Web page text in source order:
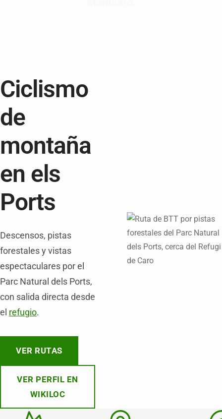
Ciclismo
de
montaña
en els
Ports
Descensos, pistas
forestales y vistas
espectaculares por el
Parc Natural dels Ports,
con salida directa desde
el refugio.
VER RUTAS
VER PERFIL EN
WIKILOC